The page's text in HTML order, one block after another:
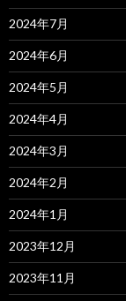
2024年7月
2024年6月
2024年5月
2024年4月
2024年3月
2024年2月
2024年1月
2023年12月
2023年11月